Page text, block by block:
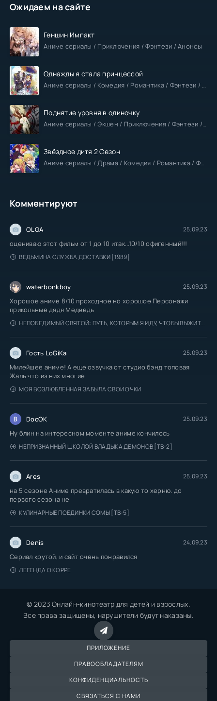
Ожидаем на сайте
Геншин Импакт
Аниме сериалы / Приключения / Фэнтези / Анонсы
Однажды я стала принцессой
Аниме сериалы / Комедия / Романтика / Фэнтези / Анонсы
Поднятие уровня в одиночку
Аниме сериалы / Экшен / Приключения / Фэнтези / Анонсы
Звёздное дитя 2 Сезон
Аниме сериалы / Драма / Комедия / Романтика / Фантастика / Анонсы
Комментируют
OLGA 25.09.23
оцениваю этот фильм от 1 до 10 итак...10/10 офигенный!!!
ВЕДЬМИНА СЛУЖБА ДОСТАВКИ [1989]
waterbonkboy 25.09.23
Хорошое аниме 8/10 проходное но хорошое Персонажи
прикольные дядя Медведь
НЕПОБЕДИМЫЙ СВЯТОЙ: ПУТЬ, КОТОРЫМ Я ИДУ, ЧТОБЫ ВЫЖИТЬ В ДРУГОМ МИРЕ
Гость LoGiKa 25.09.23
Милейшее аниме! А еще озвучка от студио бэнд топовая
Жаль что из них многие
МОЯ ВОЗЛЮБЛЕННАЯ ЗАБЫЛА СВОИ ОЧКИ
DocOK 25.09.23
Ну блин на интересном моменте аниме кончилось
НЕПРИЗНАННЫЙ ШКОЛОЙ ВЛАДЫКА ДЕМОНОВ [ТВ-2]
Ares 25.09.23
на 5 сезоне Аниме превратилась в какую то херню. до
первого сезона не
КУЛИНАРНЫЕ ПОЕДИНКИ СОМЫ [ТВ-5]
Denis 24.09.23
Сериал крутой, и сайт очень понравился
ЛЕГЕНДА О КОРРЕ
© 2023 Онлайн-кинотеатр для детей и взрослых.
Все права защищены, нарушители будут наказаны.
ПРИЛОЖЕНИЕ
ПРАВООБЛАДАТЕЛЯМ
КОНФИДЕНЦИАЛЬНОСТЬ
СВЯЗАТЬСЯ С НАМИ